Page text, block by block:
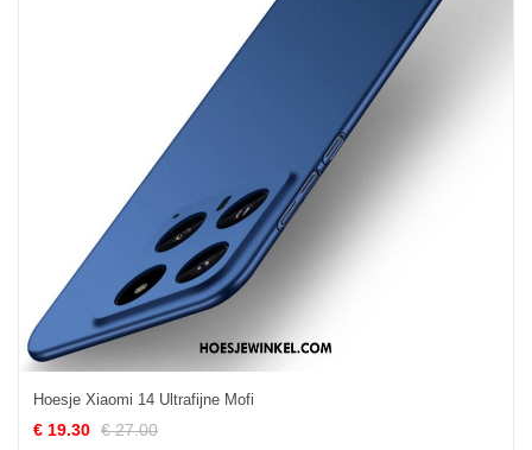
Hoesje Xiaomi 14 Ultrafijne Mofi
€ 19.30 € 27.00